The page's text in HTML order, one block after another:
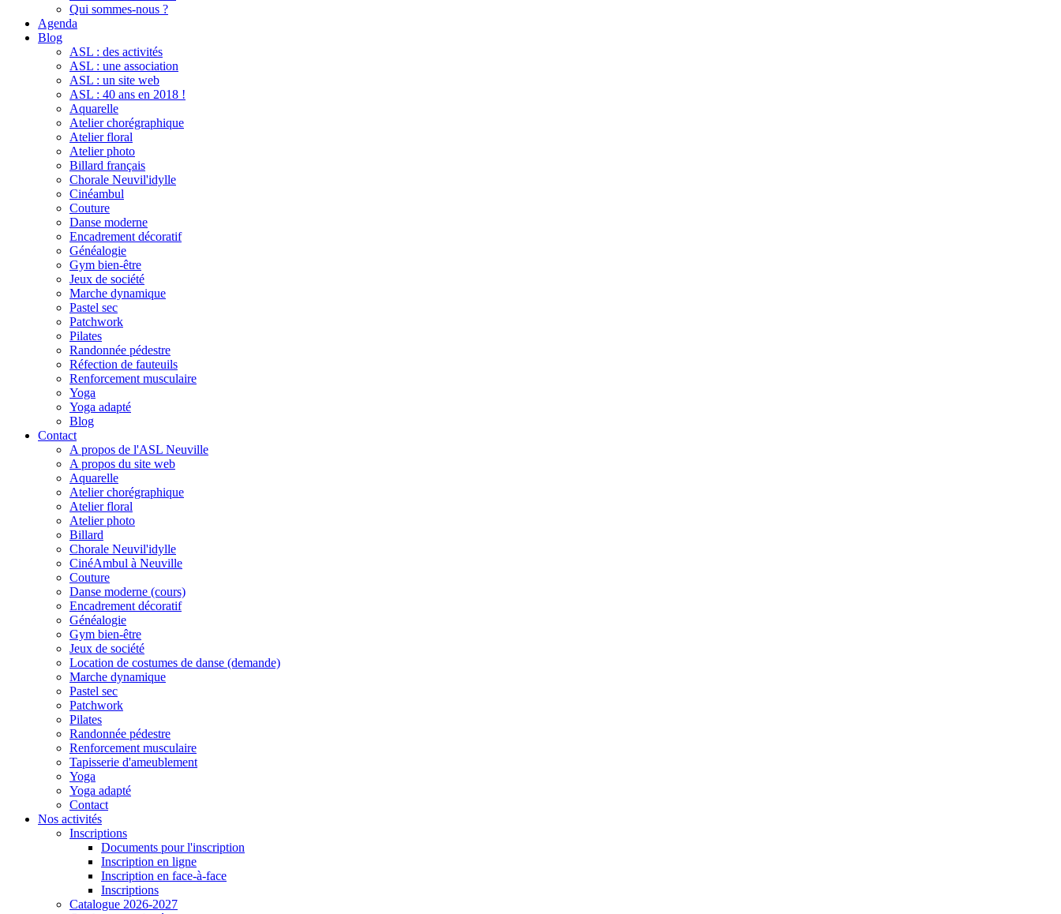
Qui sommes-nous ?
Agenda
Blog
ASL : des activités
ASL : une association
ASL : un site web
ASL : 40 ans en 2018 !
Aquarelle
Atelier chorégraphique
Atelier floral
Atelier photo
Billard français
Chorale Neuvil'idylle
Cinéambul
Couture
Danse moderne
Encadrement décoratif
Généalogie
Gym bien-être
Jeux de société
Marche dynamique
Pastel sec
Patchwork
Pilates
Randonnée pédestre
Réfection de fauteuils
Renforcement musculaire
Yoga
Yoga adapté
Blog
Contact
A propos de l'ASL Neuville
A propos du site web
Aquarelle
Atelier chorégraphique
Atelier floral
Atelier photo
Billard
Chorale Neuvil'idylle
CinéAmbul à Neuville
Couture
Danse moderne (cours)
Encadrement décoratif
Généalogie
Gym bien-être
Jeux de société
Location de costumes de danse (demande)
Marche dynamique
Pastel sec
Patchwork
Pilates
Randonnée pédestre
Renforcement musculaire
Tapisserie d'ameublement
Yoga
Yoga adapté
Contact
Nos activités
Inscriptions
Documents pour l'inscription
Inscription en ligne
Inscription en face-à-face
Inscriptions
Catalogue 2026-2027